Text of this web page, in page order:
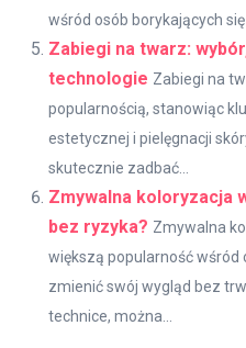
wśród osób borykających się
Zabiegi na twarz:
technologie Zabiegi na
popularnością, stanowiąc
estetycznej i pielęgnacji
skutecznie zadbać...
Zmywalna koloryzacja
bez ryzyka? Zmywalna
większą popularność wśród
zmienić swój wygląd bez
technice, można...